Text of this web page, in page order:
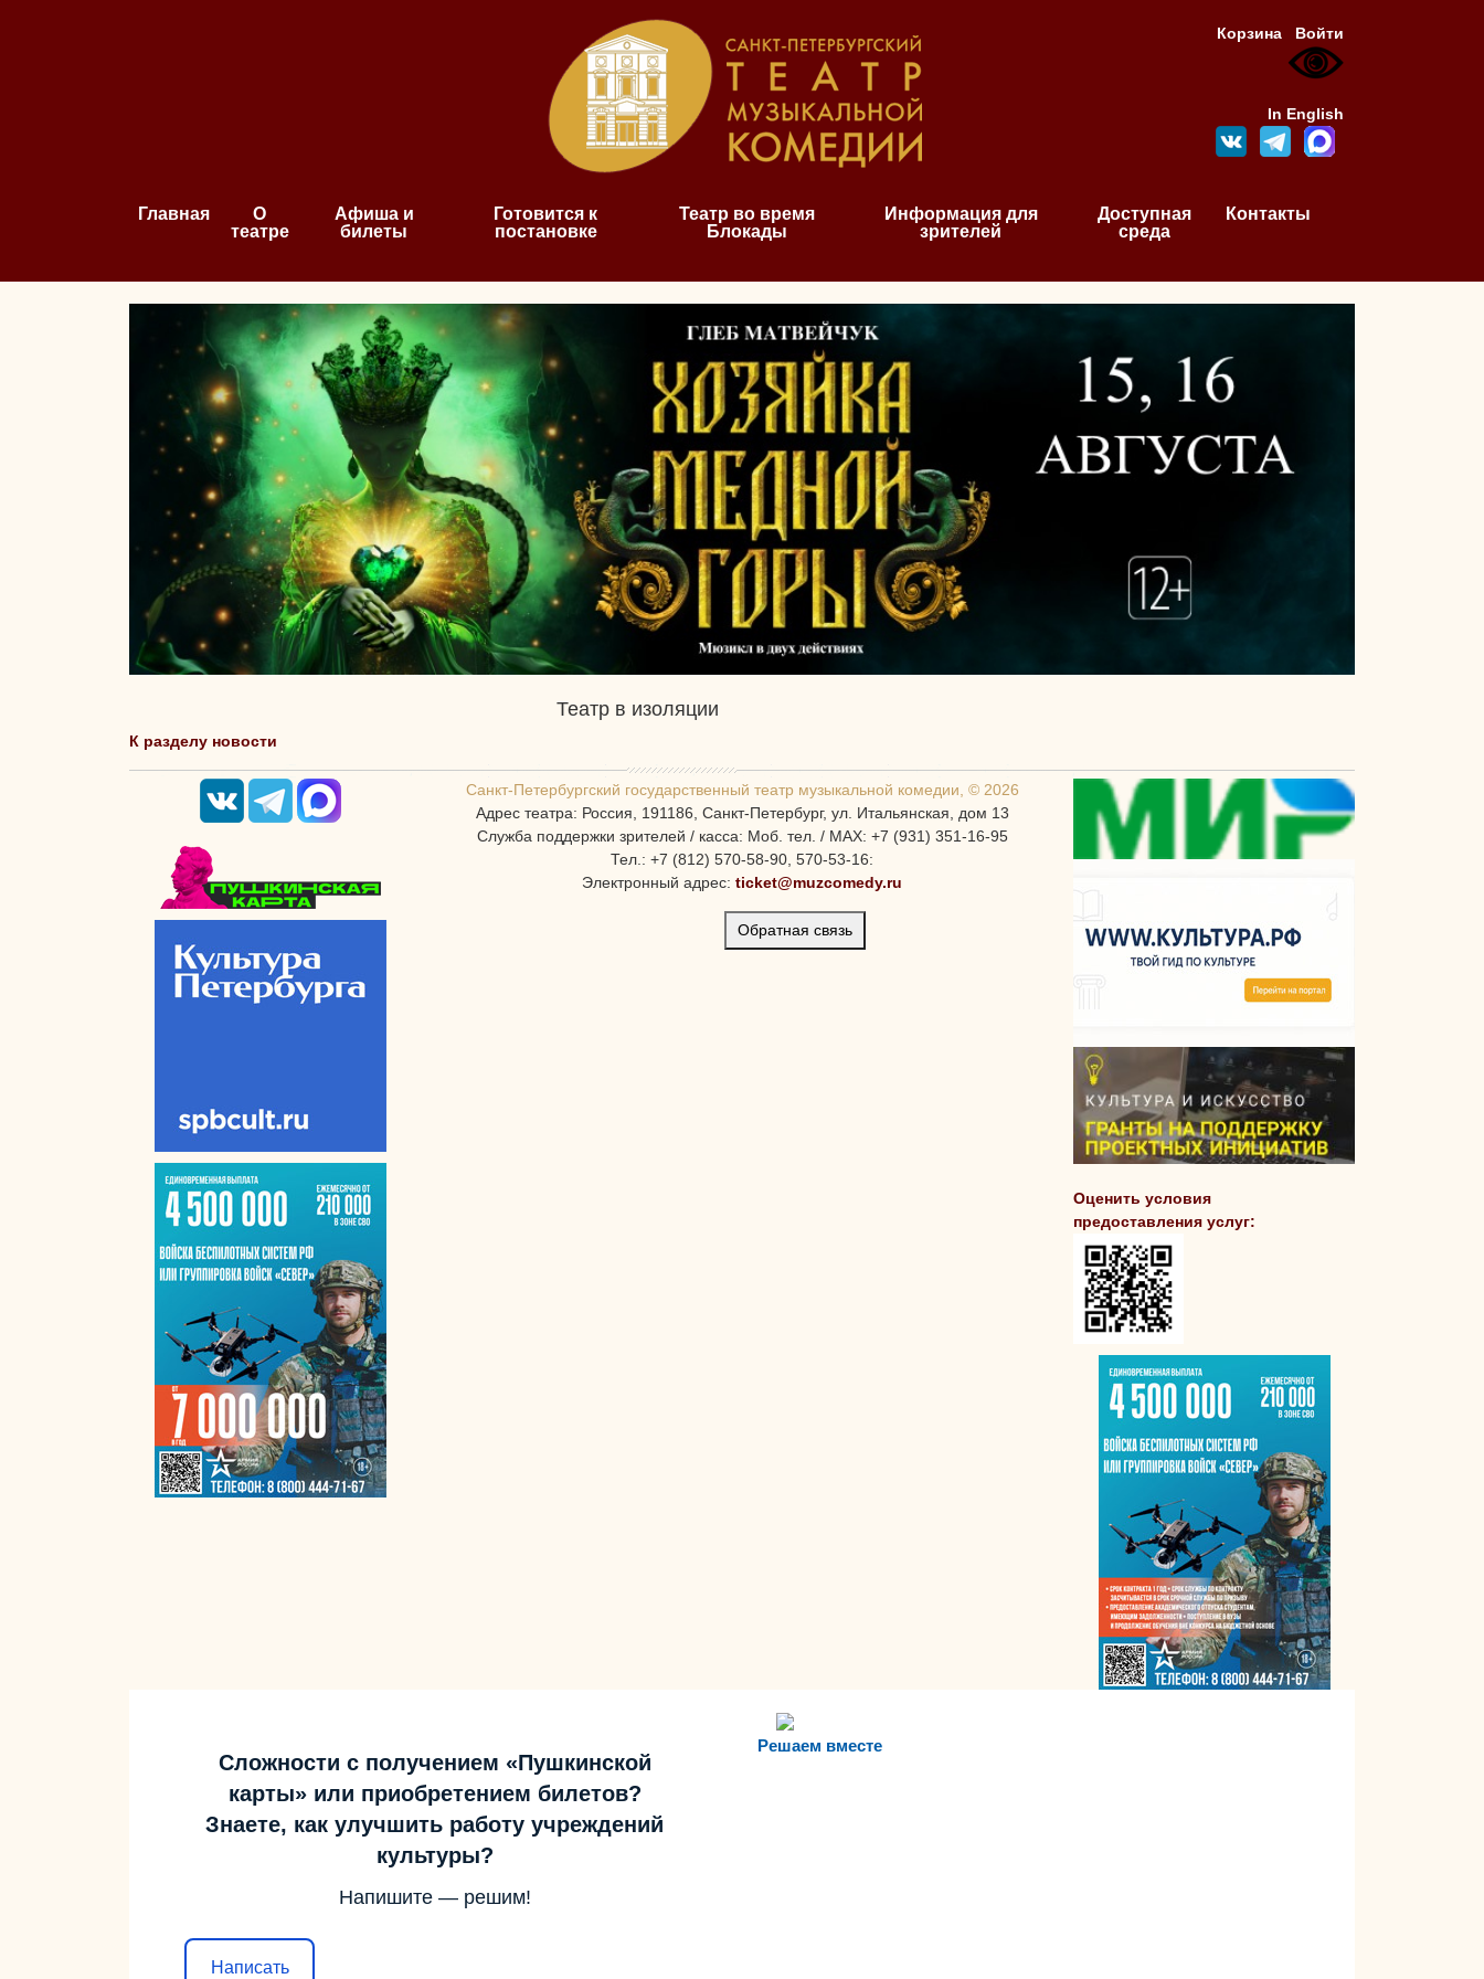
Корзина Войти
In English
Главная
О
театре
Афиша и
билеты
Готовится к
постановке
Театр во время
Блокады
Информация для
зрителей
Доступная
среда
Контакты
Театр в изоляции
К разделу новости
Санкт-Петербургcкий государственный театр музыкальной комедии, © 2026
Адрес театра: Россия, 191186, Санкт-Петербург, ул. Итальянская, дом 13
Служба поддержки зрителей / касса: Моб. тел. / MAX: +7 (931) 351-16-95
Тел.: +7 (812) 570-58-90, 570-53-16:
Электронный адрес: ticket@muzcomedy.ru
Обратная связь
Оценить условия
предоставления услуг:
Решаем вместе
Сложности с получением «Пушкинской
карты» или приобретением билетов?
Знаете, как улучшить работу учреждений
культуры?
Напишите — решим!
Написать